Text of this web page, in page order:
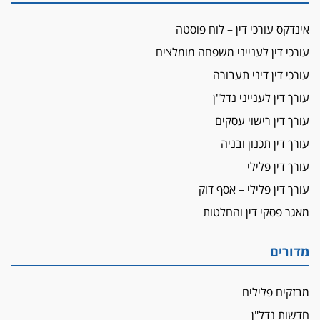
פיקטיביות בשם פלסטינים
על המידתיות
ביה"ד המשמעתי ביטל השעיה לצמיתות של
עורכת-דין שהביעה שמחה ב-7 באוקטובר
אשם
עו"ד הלל בבייב הורשע בהונאת עשרות לקוחות,
ההסדר: 7-9 שנות מאסר
דין ומקרקעין
עורך דין ברמת השרון נחקר בחשד למרמה בעסקת
תובעת משטרתית פוטרה בחשד לעישון סמים
שנחשף בפעילות בלשים בטלגרם
לא בכל יום
אינדקס עורכי דין – לוח פוסטה
עורכי דין לענייני משפחה מומלצים
עורכי דין דיני תעבורה
עורך דין לענייני נדל"ן
עורך דין רישוי עסקים
עורך דין תכנון ובניה
עורך דין פלילי
עורך דין פלילי – אסף דוק
מאגר פסקי דין והחלטות
מדורים
מבזקים פלילים
חדשות נדל"ן